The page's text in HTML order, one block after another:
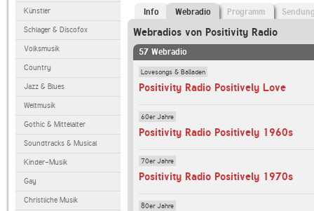
Künstler
Schlager & Discofox
Volksmusik
Country
Jazz & Blues
Weltmusik
Gothic & Mittelalter
Soundtracks & Musical
Kinder-Musik
Gay
Christliche Musik
Info Webradio Programm
Webradios von Positivity Radio
57 Webradio
Lovesongs & Balladen
Positivity Radio Positively Love
60er Jahre
Positivity Radio Positively 1960s
70er Jahre
Positivity Radio Positively 1970s
80er Jahre